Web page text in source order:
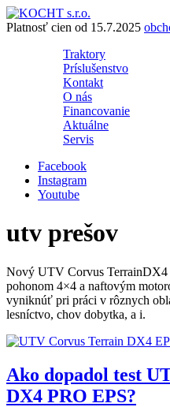
Preskočiť
na
Platnosť cien od 15.7.2025
Traktory
Príslušenstvo
Kontakt
O nás
Financovanie
Aktuálne
Servis
Facebook
Instagram
Youtube
utv prešov
Nový UTV Corvus TerrainDX4
pohonom 4×4 a naftovým
vyniknúť pri práci v rôznych
lesníctvo, chov dobytka, a i.
Ako dopadol test
DX4 PRO EPS?